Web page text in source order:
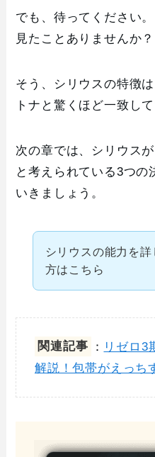
でも、待ってください
見たことありませんか？
そう、シリウスの特徴
トナと驚くほど一致し
次の章では、シリウス
と考えられている3つの
いきましょう。
シリウスの能力を
方はこちら
関連記事 ： リゼロ
解説！包帯がえっち